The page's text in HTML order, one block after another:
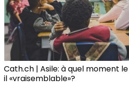
Cath.ch | Asile: à quel moment
il «vraisemblable»?